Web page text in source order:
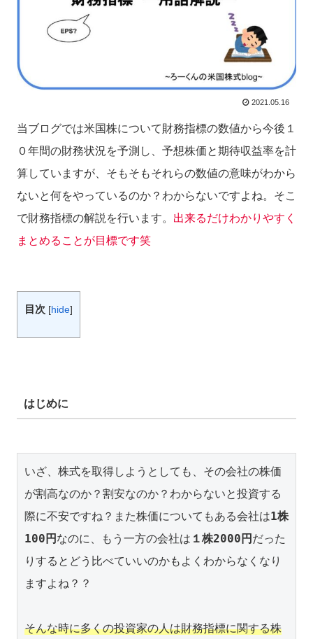
2021.05.16
当ブログでは米国株について財務指標の数値から今後１
０年間の財務状況を予測し、予想株価と期待収益率を計
算していますが、そもそもそれらの数値の意味がわから
ないと何をやっているのか？わからないですよね。そこ
で財務指標の解説を行います。 出来るだけわかりやすく
まとめることが目標です笑
目次 [hide]
はじめに
いざ、株式を取得しようとしても、その会社の株価
が割高なのか？割安なのか？わからないと投資する
際に不安ですね？また株価についてもある会社は1株
100円 なのに、もう一方の会社は １株2000円 だった
りするとどう比べていいのかもよくわからなくなり
ますよね？？
そんな時に多くの投資家の人は財務指標に関する株